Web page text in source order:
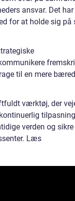
ansvar. Det
for at holde sig på
til en mere
værktøj, der
verden og sikre
Læs